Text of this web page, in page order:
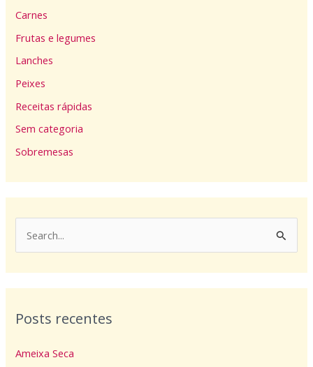
Carnes
Frutas e legumes
Lanches
Peixes
Receitas rápidas
Sem categoria
Sobremesas
u
s
Posts recentes
Ameixa Seca